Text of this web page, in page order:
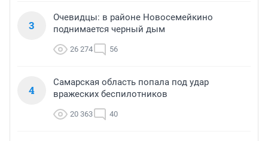
3
Очевидцы: в районе Новосемейкино
поднимается черный дым
26 274 56
4
Самарская область попала под удар
вражеских беспилотников
20 363 40